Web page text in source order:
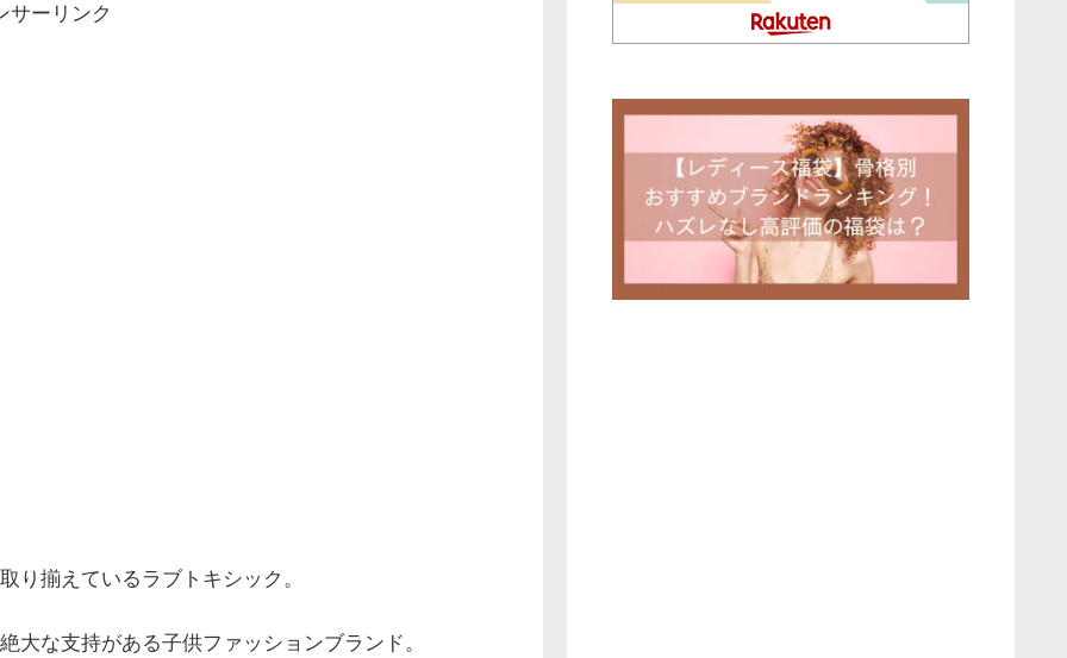
サーリンク
り揃えているラブトキシック。
大な支持がある子供ファッションブランド。